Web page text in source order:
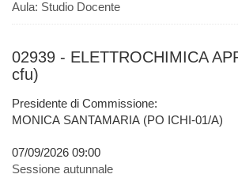
Aula: Studio Docente
02939 - ELETTROCHIMICA
cfu)
Presidente di Commissione:
MONICA SANTAMARIA (PO ICHI-01/A)
07/09/2026 09:00
Sessione autunnale